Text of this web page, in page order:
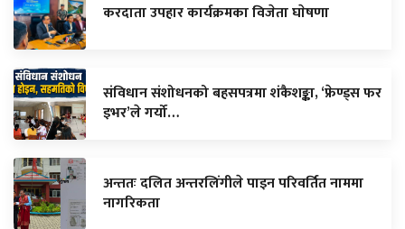
करदाता उपहार कार्यक्रमका विजेता घाेषणा
संविधान संशोधनको बहसपत्रमा शंकैशङ्का, ‘फ्रेण्ड्स फर
इभर’ले गर्यो…
अन्ततः दलित अन्तरलिंगीले पाइन परिवर्तित नाममा
नागरिकता